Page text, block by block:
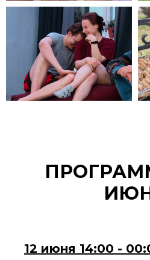
12 июня 14:00 -